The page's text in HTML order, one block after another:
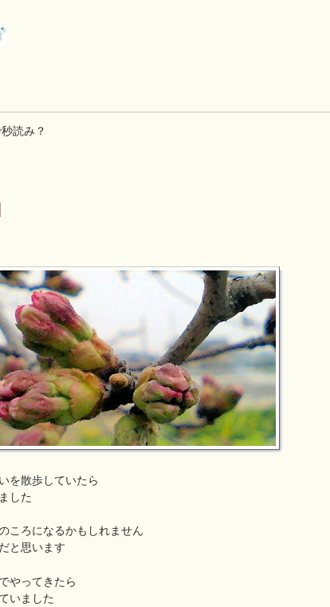
読み？
を散歩していたら
した
ころになるかもしれません
と思います
やってきたら
いました